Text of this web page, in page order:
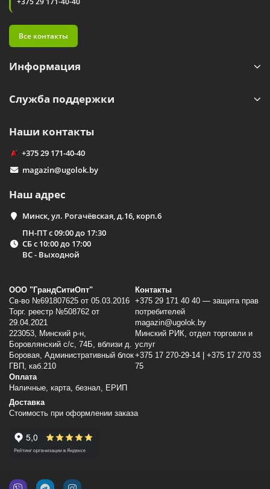
Все контакты
Информация
Служба поддержки
Наши контакты
+375 29 171-40-40
magazin@ugolok.by
Наш адрес
Минск, ул. Рогачёвская, д.16, корп.6
ПН-ПТ с 09:00 до 17:30
СБ с 10:00 до 17:00
ВС - Выходной
ООО "ГрандСитиОпт"
Св-во №691807625 от 05.03.2016
Торг. реестр №508762 от
29.04.2021
223053, Минский p-н,
Боровлянский с/с, 74Б, вблизи д.
Боровая, Административный блок
ГВП, каб.210
Контакты
+375 29 171 40 40 — защита прав
потребителей
magazin@ugolok.by
Минский РИК, отдел торговли и
услуг
+375 17 270-29-14 | +375 17 270 33
75
Оплата
Наличные, карта, безнал, ЕРИП
Доставка
Стоимость при оформлении заказа